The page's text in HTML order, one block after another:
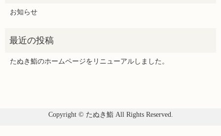
お知らせ
たぬき鮨のホームページをリニューアルしました。
Copyright © たぬき鮨 All Rights Reserved.